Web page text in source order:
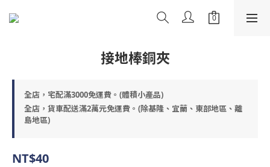
接地棒銅夾
全店，宅配滿3000免運費。(體積小產品)
全店，貨車配送滿2萬元免運費。(除基隆、宜蘭、東部地區、離
島地區)
NT$40